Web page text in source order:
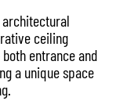
ceiling
entrance and
a unique space